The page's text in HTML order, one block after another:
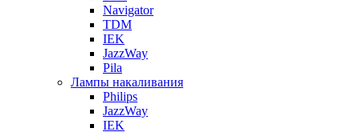
Navigator
TDM
IEK
JazzWay
Pila
Лампы накаливания
Philips
JazzWay
IEK